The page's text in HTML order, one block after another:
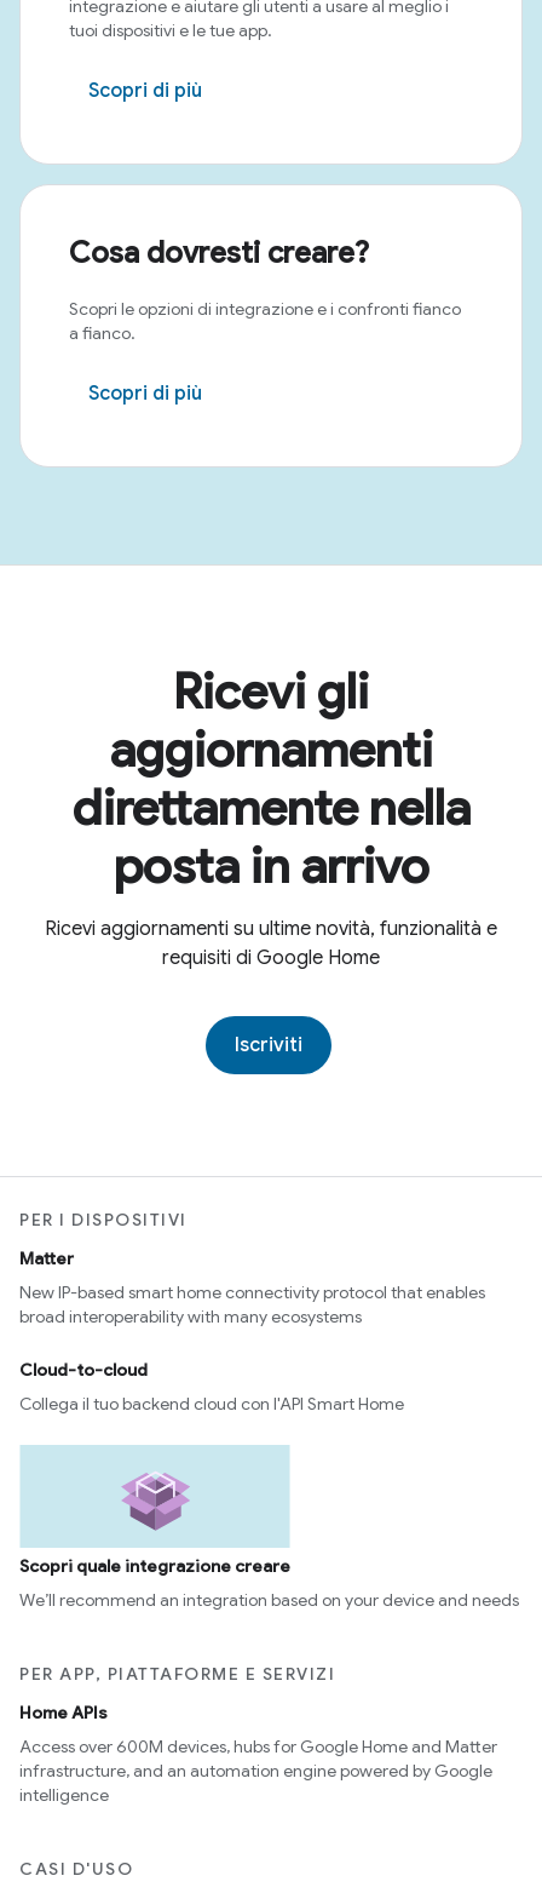
integrazione e aiutare gli utenti a usare al meglio i
tuoi dispositivi e le tue app.
Scopri di più
Cosa dovresti creare?
Scopri le opzioni di integrazione e i confronti fianco
a fianco.
Scopri di più
Ricevi gli
aggiornamenti
direttamente nella
posta in arrivo
Ricevi aggiornamenti su ultime novità, funzionalità e
requisiti di Google Home
Iscriviti
PER I DISPOSITIVI
Matter
New IP-based smart home connectivity protocol that enables
broad interoperability with many ecosystems
Cloud-to-cloud
Collega il tuo backend cloud con l'API Smart Home
Scopri quale integrazione creare
We’ll recommend an integration based on your device and needs
PER APP, PIATTAFORME E SERVIZI
Home APIs
Access over 600M devices, hubs for Google Home and Matter
infrastructure, and an automation engine powered by Google
intelligence
CASI D'USO